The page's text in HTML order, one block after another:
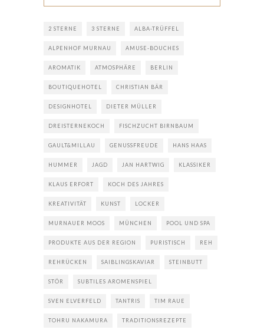
2 STERNE 3 STERNE ALBA-TRÜFFEL
ALPENHOF MURNAU AMUSE-BOUCHES
AROMATIK ATMOSPHÄRE BERLIN
BOUTIQUEHOTEL CHRISTIAN BÄR
DESIGNHOTEL DIETER MÜLLER
DREISTERNEKOCH FISCHZUCHT BIRNBAUM
GAULT&MILLAU GENUSSFREUDE HANS HAAS
HUMMER JAGD JAN HARTWIG KLASSIKER
KLAUS ERFORT KOCH DES JAHRES
KREATIVITÄT KUNST LOCKER
MURNAUER MOOS MÜNCHEN POOL UND SPA
PRODUKTE AUS DER REGION PURISTISCH REH
REHRÜCKEN SAIBLINGSKAVIAR STEINBUTT
STÖR SUBTILES AROMENSPIEL
SVEN ELVERFELD TANTRIS TIM RAUE
TOHRU NAKAMURA TRADITIONSREZEPTE